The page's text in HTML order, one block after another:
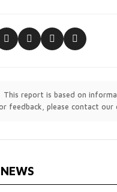
This report is based on
feedback, please contact our